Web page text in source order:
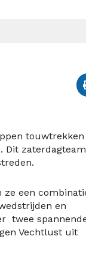
touwtrekken
Dit zaterdagteam
ze een
en
twee
Vechtlust uit